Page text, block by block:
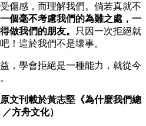
傷感，而理解我們。倘若真就不
一個毫不考慮我們的為難之處，一
做我們的朋友。
只因一次拒絕就
！這於我們不是壞事。
，學會拒絕是一種能力，就從今
文刊載於黃志堅《為什麼我們總
方舟文化）